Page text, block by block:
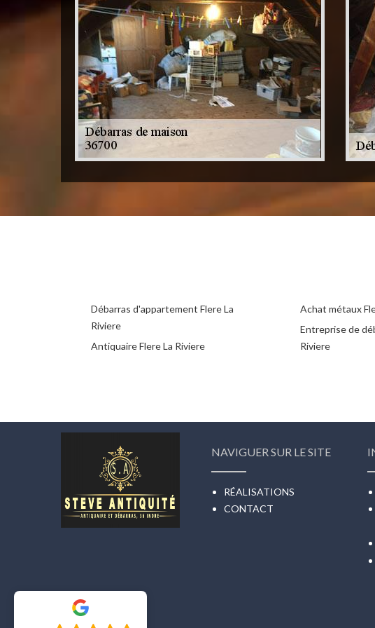
Débarras d'appartement Flere La
Riviere
Antiquaire Flere La Riviere
Achat métaux
Entreprise de
Riviere
NAVIGUER SUR LE SITE
RÉALISATIONS
CONTACT